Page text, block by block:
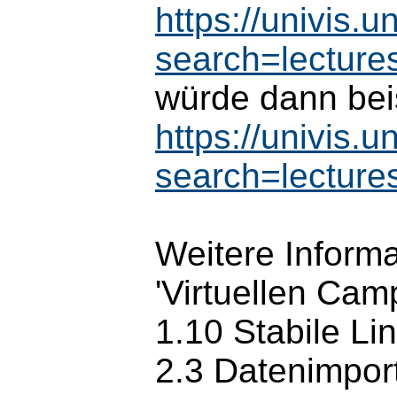
https://
würde dann
https://
Weitere
'Virtuellen
1.10 Stabile
2.3